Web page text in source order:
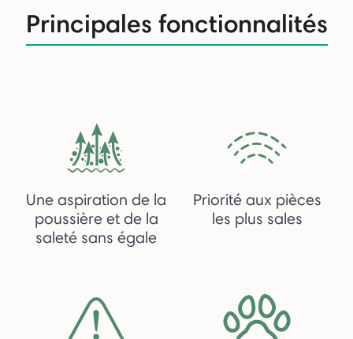
Principales fonctionnalités
Une aspiration de la
poussière et de la
saleté sans égale
Priorité aux pièces
les plus sales